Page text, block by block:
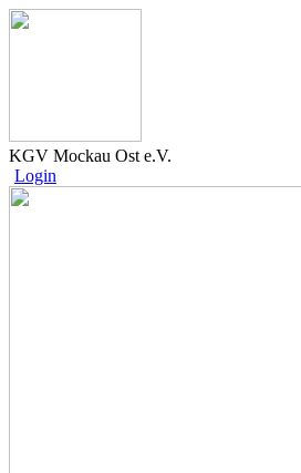
KGV Mockau Ost e.V.
Login